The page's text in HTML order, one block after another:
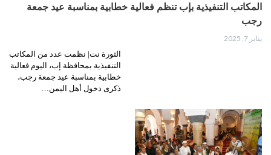
المكاتب التنفيذية بإب تنظم فعالية خطابية بمناسبة عيد جمعة
رجب
يناير 7, 2025
الثورة نت| نظمت عدد من المكاتب
التنفيذية بمحافظة إب، اليوم فعالية
خطابية بمناسبة عيد جمعة رجب،
ذكرى دخول أهل اليمن…